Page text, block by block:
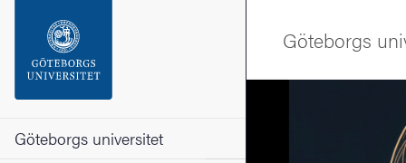
Sidfoten
Göteborgs universitet
Göteborgs
Bild